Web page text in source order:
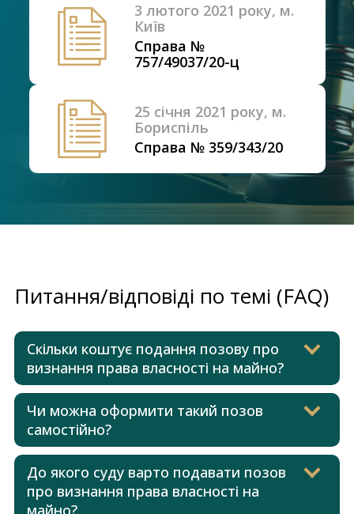
3 лютого 2021 року, м.
Київ
Справа №
757/49037/20-ц
25 січня 2021 року, м.
Бориспіль
Справа № 359/343/20
Питання/відповіді по темі (FAQ)
Скільки коштує подання позову про
визнання права власності на майно?
Чи можна оформити такий позов
самостійно?
До якого суду варто подавати позов
про визнання права власності на